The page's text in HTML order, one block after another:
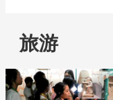
旅游